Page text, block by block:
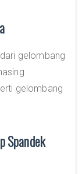
gelombang
gelombang
Spandek